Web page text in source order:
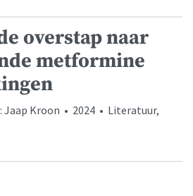
overstap naar
metformine
Jaap Kroon • 2024 • Literatuur,